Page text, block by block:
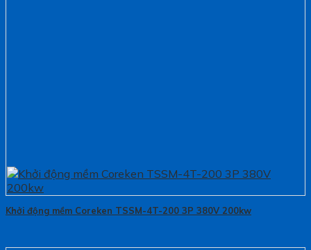
Khởi động mềm Coreken TSSM-4T-200 3P 380V 200kw